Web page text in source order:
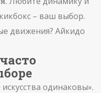
– ваш выбор.
движения? Айкидо
одинаковы».